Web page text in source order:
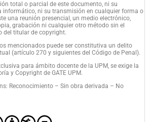
total o parcial de este documento, ni su
informático, ni su transmisión en cualquier forma o
una reunión presencial, un medio electrónico,
grabación ni cualquier otro método sin el
del titular de copyright.
mencionados puede ser constitutiva un delito
(artículo 270 y siguientes del Código de Penal).
para ámbito docente de la UPM, se exige la
y Copyright de GATE UPM.
Reconocimiento – Sin obra derivada – No